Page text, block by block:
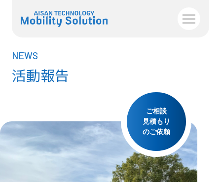
NEWS
活動報告
ご相談
見積もり
のご依頼